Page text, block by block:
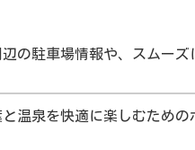
の駐車場情報や、スムー
と温泉を快適に楽しむため